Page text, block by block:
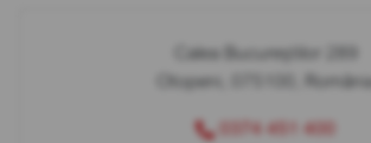
Calea Bucureștilor 289
Otopeni, 075100,
0374 451 400